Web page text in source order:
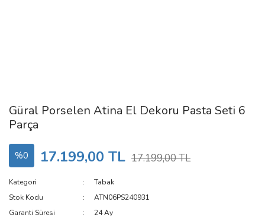
Güral Porselen Atina El Dekoru Pasta Seti 6
Parça
%0 17.199,00 TL 17.199,00 TL
Kategori
Tabak
Stok Kodu
ATN06PS240931
Garanti Süresi
24 Ay